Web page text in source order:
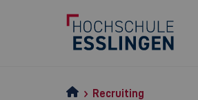
Recruiting